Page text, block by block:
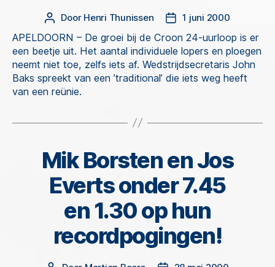
Berichtauteur
Door Henri Thunissen Berichtdatum
1 juni 2000
APELDOORN – De groei bij de Croon 24-uurloop is er
een beetje uit. Het aantal individuele lopers en ploegen
neemt niet toe, zelfs iets af. Wedstrijdsecretaris John
Baks spreekt van een ’traditional’ die iets weg heeft
van een reünie.
Categorieën
Mik Borsten en Jos
Everts onder 7.45
en 1.30 op hun
recordpogingen!